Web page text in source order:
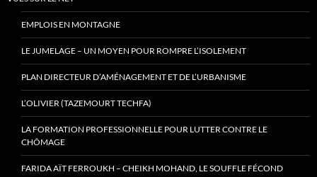
EMPLOIS EN MONTAGNE
LE JUMELAGE – UN MOYEN POUR ROMPRE L’ISOLEMENT
PLAN DIRECTEUR D’AMÉNAGEMENT ET DE L’URBANISME
L’OLIVIER (TAZEMOURT TECHFA)
LA FORMATION PROFESSIONNELLE POUR LUTTER CONTRE LE
CHÔMAGE
FARIDA AÏT FERROUKH – CHEIKH MOHAND, LE SOUFFLE FÉCOND